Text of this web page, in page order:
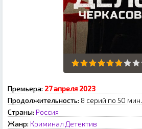
Премьера: 27 апреля 2023
Продолжительность: 8 серий по 50 мин.
Страны: Россия
Жанр: Криминал Детектив